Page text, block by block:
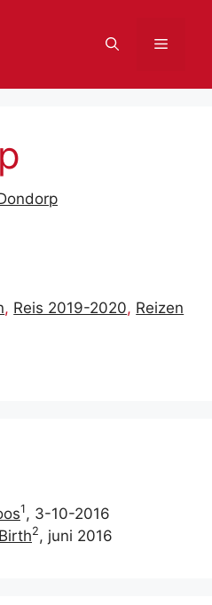
Menu
, Reis 2019-2020, Reizen
1, 3-10-2016
2, juni 2016